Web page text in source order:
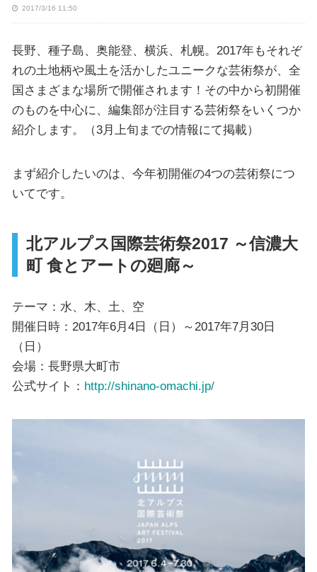
2017/3/16 11:50
長野、種子島、奥能登、横浜、札幌。2017年もそれぞ
れの土地柄や風土を活かしたユニークな芸術祭が、全
国さまざまな場所で開催されます！その中から初開催
のものを中心に、編集部が注目する芸術祭をいくつか
紹介します。（3月上旬までの情報にて掲載）
まず紹介したいのは、今年初開催の4つの芸術祭につ
いてです。
北アルプス国際芸術祭2017 ～信濃大
町 食とアートの廻廊～
テーマ：水、木、土、空
開催日時：2017年6月4日（日）～2017年7月30日
（日）
会場：長野県大町市
公式サイト： http://shinano-omachi.jp/